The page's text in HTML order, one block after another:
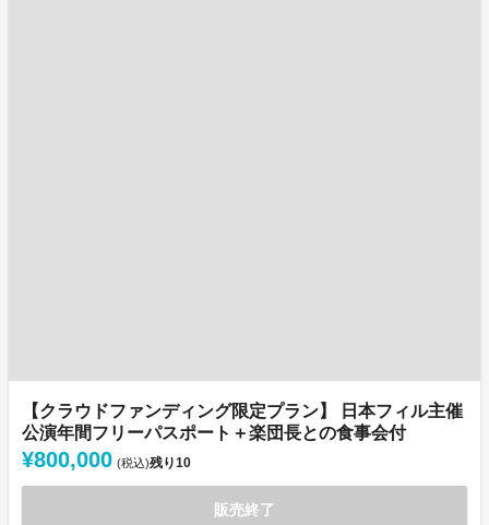
【クラウドファンディング限定プラン】 日本フィル主催
公演年間フリーパスポート＋楽団長との食事会付
¥800,000 (税込)残り10
販売終了